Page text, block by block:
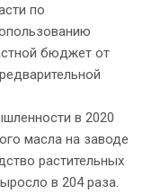
по
бюджет от
в 2020
масла на заводе
растительных
в 204 раза.